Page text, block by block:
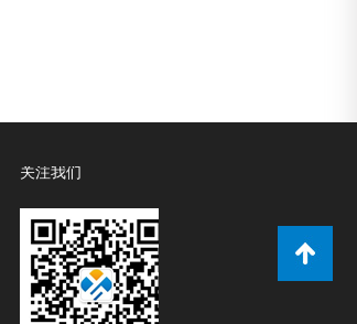
关注我们